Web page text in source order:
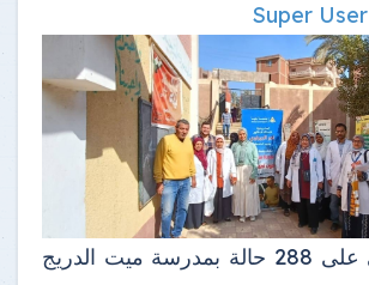
Super User
الكشف الطبي على 288 حالة بمدرسة ميت الدريج